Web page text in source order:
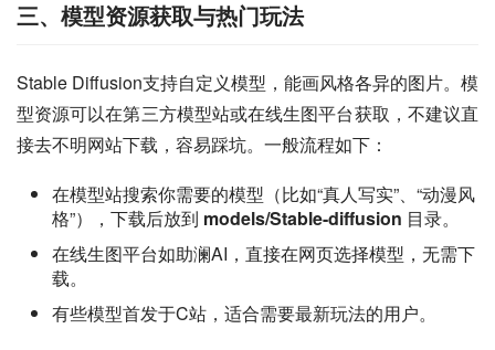
三、模型资源获取与热门玩法
Stable Diffusion支持自定义模型，能画风格各异的图片。模
型资源可以在第三方模型站或在线生图平台获取，不建议直
接去不明网站下载，容易踩坑。一般流程如下：
在模型站搜索你需要的模型（比如“真人写实”、“动漫风
格”），下载后放到 models/Stable-diffusion 目录。
在线生图平台如助澜AI，直接在网页选择模型，无需下
载。
有些模型首发于C站，适合需要最新玩法的用户。